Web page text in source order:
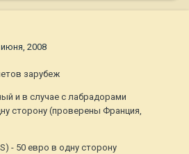
2008
зарубеж
и в случае с лабрадорами
сторону (проверены Франция,
- 50 евро в одну сторону